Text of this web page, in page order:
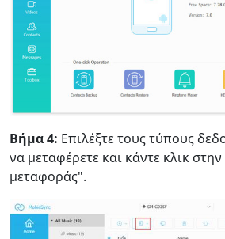
Βήμα 4: Επιλέξτε τους τύπους
να μεταφέρετε και κάντε κλικ
μεταφοράς".